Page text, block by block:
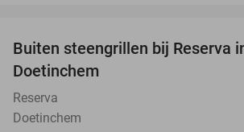
Buiten steengrillen bij Reserva
Doetinchem
Reserva
Doetinchem